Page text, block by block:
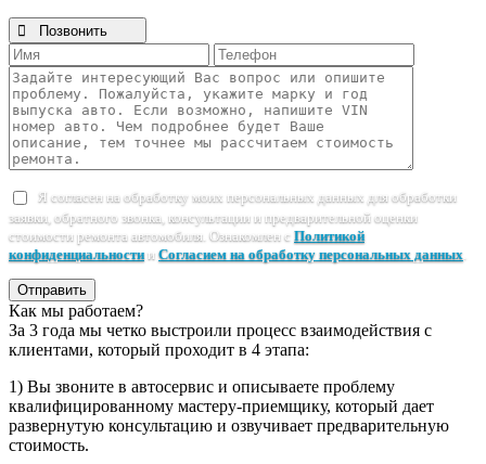
 Позвонить
Я согласен на обработку моих персональных данных для обработки
заявки, обратного звонка, консультации и предварительной оценки
стоимости ремонта автомобиля. Ознакомлен с Политикой
конфиденциальностии Согласием на обработку персональных данных
Отправить
Как мы работаем?
За 3 года мы четко выстроили процесс взаимодействия с
клиентами, который проходит в 4 этапа:
1) Вы звоните в автосервис и описываете проблему
квалифицированному мастеру-приемщику, который дает
развернутую консультацию и озвучивает предварительную
стоимость.